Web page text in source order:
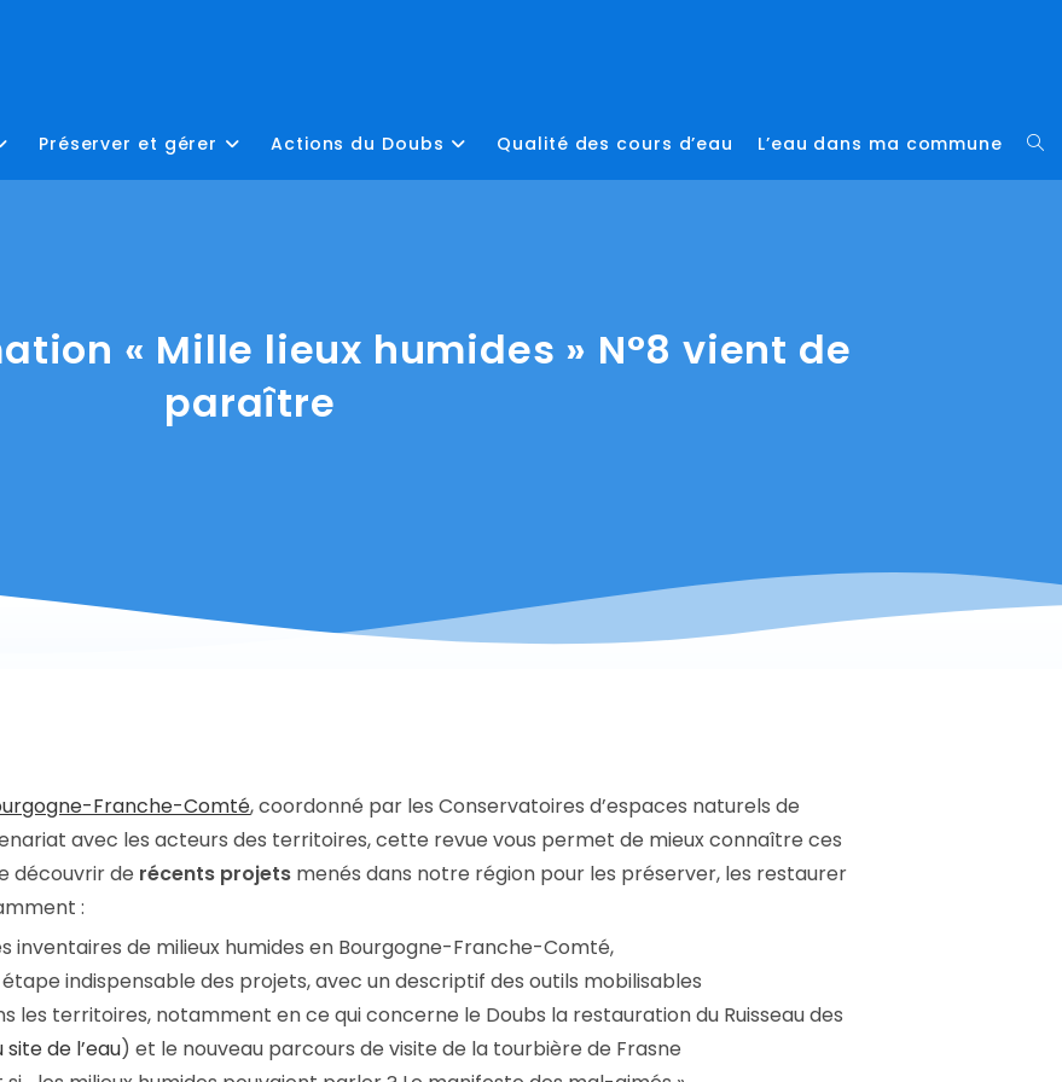
Préserver et gérer Actions du Doubs Qualité des cours d’eau L’eau dans ma commune
« Mille lieux humides » N°8 vient de
paraître
Franche-Comté, coordonné par les Conservatoires d’espaces naturels de
avec les acteurs des territoires, cette revue vous permet de mieux connaître ces
découvrir de récents projets menés dans notre région pour les préserver, les restaurer
:
inventaires de milieux humides en Bourgogne-Franche-Comté,
indispensable des projets, avec un descriptif des outils mobilisables
les territoires, notamment en ce qui concerne le Doubs la restauration du Ruisseau des
de l’eau) et le nouveau parcours de visite de la tourbière de Frasne